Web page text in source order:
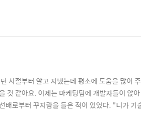
사람 모두에게 강추한다! JW비드 비됴클래스
시절부터 알고 지냈는데 평소에 도움을 많이
것 같아요. 이제는 마케팅팀에 개발자들이 앉
로부터 꾸지람을 들은 적이 있었다. "니가 기
사람 모으는 재주 외에는 가진 게 없는 내게는